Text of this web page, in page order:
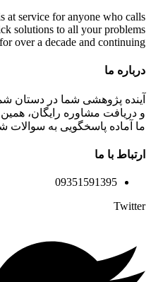
at service for anyone who calls
solutions to all your problems
over a decade and continuing
درباره ما
آینده پژوهشی شما در دستان
و دریافت مشاوره رایگان، همین
ما آماده پاسخگویی به سوالات
ارتباط با ما
09351591395
Twitter